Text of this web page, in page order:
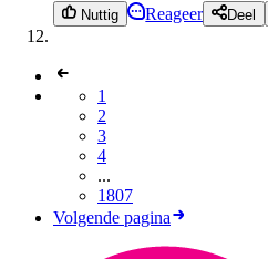
Nuttig Reageer Deel
1
2
3
4
...
1807
Volgende pagina